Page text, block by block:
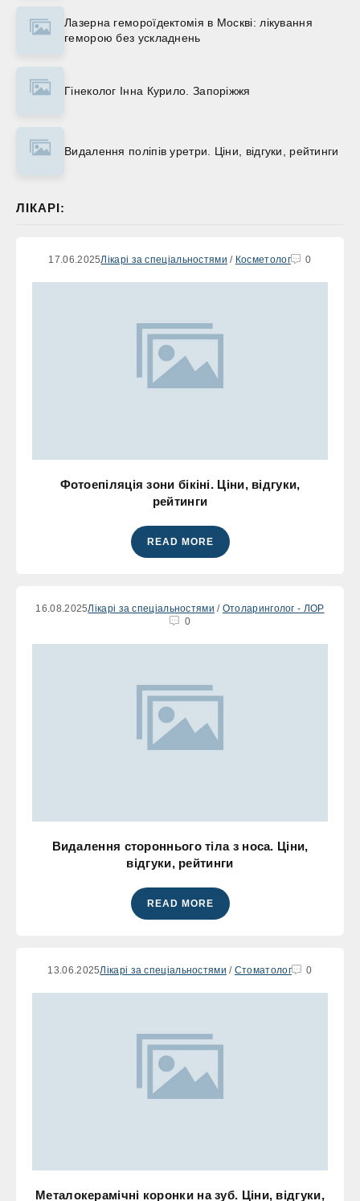
Лазерна гемороїдектомія в Москві: лікування
геморою без ускладнень
Гінеколог Інна Курило. Запоріжжя
Видалення поліпів уретри. Ціни, відгуки, рейтинги
ЛІКАРІ:
17.06.2025Лікарі за спеціальностями / Косметолог 0
Фотоепіляція зони бікіні. Ціни, відгуки,
рейтинги
READ MORE
16.08.2025Лікарі за спеціальностями / Отоларинголог - ЛОР
0
Видалення стороннього тіла з носа. Ціни,
відгуки, рейтинги
READ MORE
13.06.2025Лікарі за спеціальностями / Стоматолог 0
Металокерамічні коронки на зуб. Ціни, відгуки,